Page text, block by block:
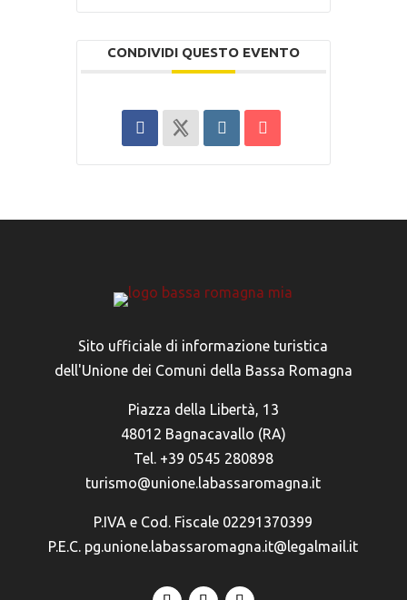
CONDIVIDI QUESTO EVENTO
Sito ufficiale di informazione turistica
dell'Unione dei Comuni della Bassa Romagna
Piazza della Libertà, 13
48012 Bagnacavallo (RA)
Tel. +39 0545 280898
turismo@unione.labassaromagna.it
P.IVA e Cod. Fiscale 02291370399
P.E.C. pg.unione.labassaromagna.it@legalmail.it